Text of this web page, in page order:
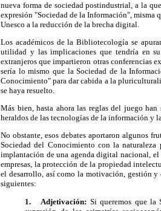
nueva forma de sociedad postindustrial, a la
expresión "Sociedad de la Información", misma
Unesco a la reducción de la brecha digital.
Los académicos de la Bibliotecología se
utilidad y las implicaciones que tendría en su
extranjeros que impartieron otras conferencias
sería lo mismo que la Sociedad de la
Conocimiento" para dar cabida a la
se haya resuelto.
Más bien, hasta ahora las reglas del juego
heraldos de las tecnologías de la información y
No obstante, esos debates aportaron algunos
Sociedad del Conocimiento con la naturaleza
implantación de una agenda digital nacional,
empresas, la protección de la propiedad
el desarrollo, así como la motivación, gestión
siguientes:
1.
Adjetivación: Si queremos que la